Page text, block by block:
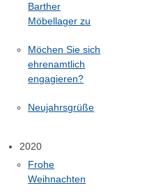
Barther
Möbellager zu
Möchen Sie sich
ehrenamtlich
engagieren?
Neujahrsgrüße
2020
Frohe
Weihnachten